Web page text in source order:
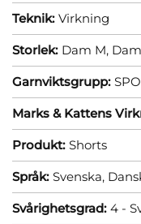
Teknik: Virkning
Storlek: Dam M,
Garnviktsgrupp:
Marks & Kattens
Produkt: Shorts
Språk: Svenska,
Svårighetsgrad: 4 -